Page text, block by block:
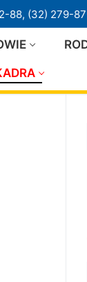
88, (32) 279-